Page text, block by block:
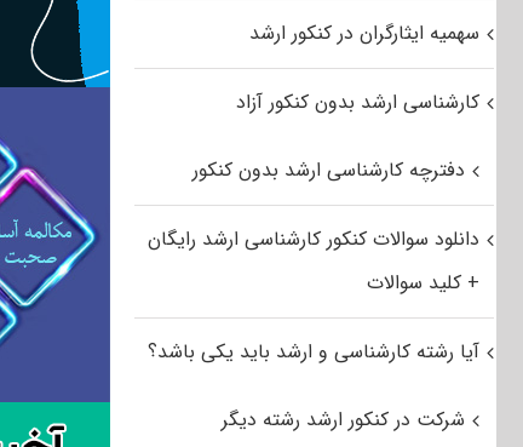
سهمیه ایثارگران در کنکور ارشد
کارشناسی ارشد بدون کنکور آزاد
دفترچه کارشناسی ارشد بدون کنکور
دانلود سوالات کنکور کارشناسی ارشد رایگان
+ کلید سوالات
آیا رشته کارشناسی و ارشد باید یکی باشد؟
شرکت در کنکور ارشد رشته دیگر